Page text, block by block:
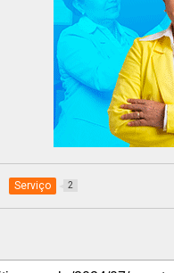
Serviço 2